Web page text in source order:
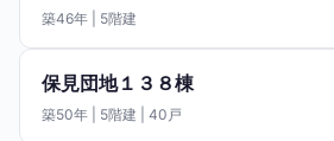
築46年 | 5階建
保見団地１３８棟
築50年 | 5階建 | 40戸